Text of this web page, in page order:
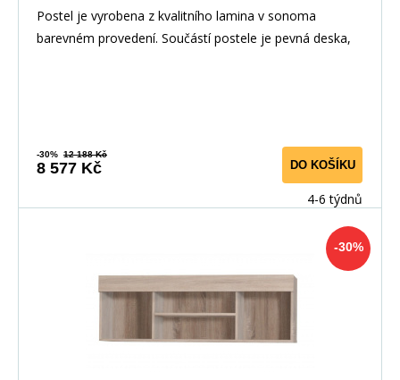
Postel je vyrobena z kvalitního lamina v sonoma
barevném provedení. Součástí postele je pevná deska,
-30% 12 188 Kč
8 577 Kč DO KOŠÍKU
4-6 týdnů
-30%